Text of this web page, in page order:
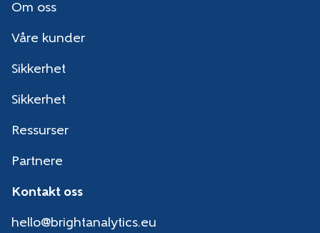
Om oss
Våre kunder
Sikkerhet
Sikkerhet
Ressurser
Partnere
Kontakt oss
hello@brightanalytics.eu